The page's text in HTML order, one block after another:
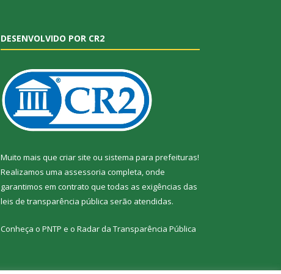
DESENVOLVIDO POR CR2
Muito mais que criar site ou sistema para prefeituras!
Realizamos uma assessoria completa, onde
garantimos em contrato que todas as exigências das
leis de transparência pública serão atendidas.
Conheça o PNTP e o Radar da Transparência Pública